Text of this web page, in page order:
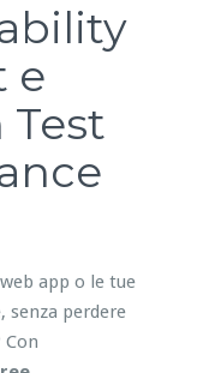
e
app o le tue
senza perdere